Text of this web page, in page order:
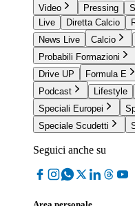
Video Pressing
Live
Diretta Calcio
News Live
Calcio
Probabili Formazioni
Drive UP
Formula E
Podcast
Lifestyle
Speciali Europei
Speciale Scudetti
Seguici anche su